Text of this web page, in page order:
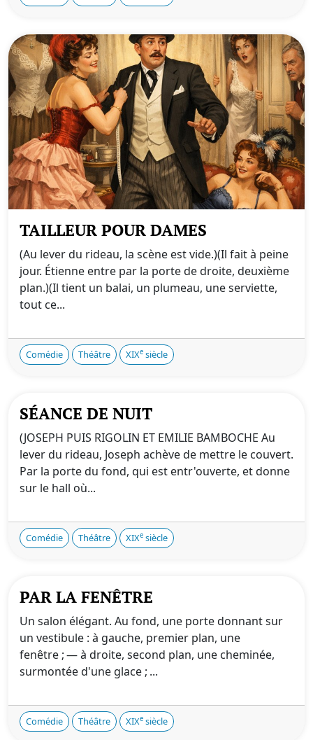
TAILLEUR POUR DAMES
(Au lever du rideau, la scène est vide.)(Il fait à peine
jour. Étienne entre par la porte de droite, deuxième
plan.)(Il tient un balai, un plumeau, une serviette,
tout ce...
Comédie Théâtre XIXe siècle
SÉANCE DE NUIT
(JOSEPH PUIS RIGOLIN ET EMILIE BAMBOCHE Au
lever du rideau, Joseph achève de mettre le couvert.
Par la porte du fond, qui est entr'ouverte, et donne
sur le hall où...
Comédie Théâtre XIXe siècle
PAR LA FENÊTRE
Un salon élégant. Au fond, une porte donnant sur
un vestibule : à gauche, premier plan, une
fenêtre ; — à droite, second plan, une cheminée,
surmontée d'une glace ; ...
Comédie Théâtre XIXe siècle